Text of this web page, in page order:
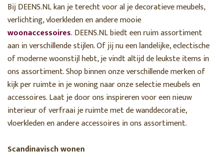
Bij DEENS.NL kan je terecht voor al je decoratieve meubels,
verlichting, vloerkleden en andere mooie
woonaccessoires. DEENS.NL biedt een ruim assortiment
aan in verschillende stijlen. Of jij nu een landelijke, eclectische
of moderne woonstijl hebt, je vindt altijd de leukste items in
ons assortiment. Shop binnen onze verschillende merken of
kijk per ruimte in je woning naar onze selectie meubels en
accessoires. Laat je door ons inspireren voor een nieuw
interieur of verfraai je ruimte met de wanddecoratie,
vloerkleden en andere accessoires in ons assortiment.
Scandinavisch wonen